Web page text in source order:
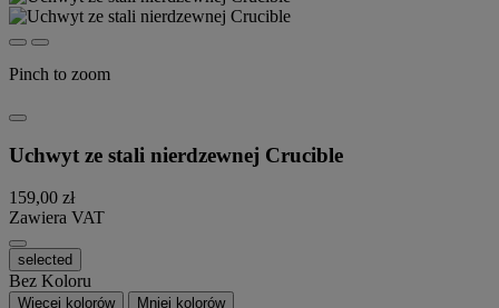
Pinch to zoom
Uchwyt ze stali nierdzewnej Crucible
159,00 zł
Zawiera VAT
selected
Bez Koloru
Więcej kolorów Mniej kolorów